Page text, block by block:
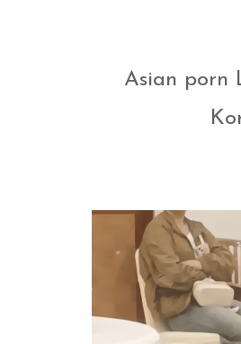
Asian porn